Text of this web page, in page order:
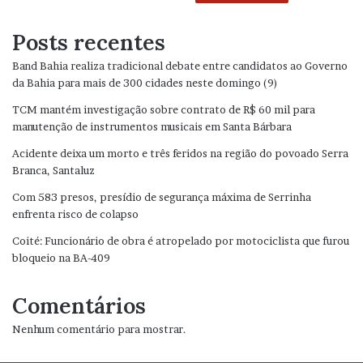
Posts recentes
Band Bahia realiza tradicional debate entre candidatos ao Governo
da Bahia para mais de 300 cidades neste domingo (9)
TCM mantém investigação sobre contrato de R$ 60 mil para
manutenção de instrumentos musicais em Santa Bárbara
Acidente deixa um morto e três feridos na região do povoado Serra
Branca, Santaluz
Com 583 presos, presídio de segurança máxima de Serrinha
enfrenta risco de colapso
Coité: Funcionário de obra é atropelado por motociclista que furou
bloqueio na BA-409
Comentários
Nenhum comentário para mostrar.